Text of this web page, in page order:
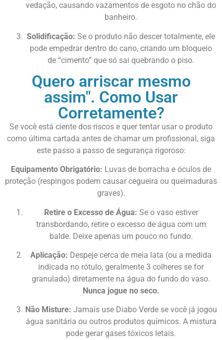
vedação, causando vazamentos de esgoto no chão do
banheiro.
Solidificação: Se o produto não descer totalmente, ele
pode empedrar dentro do cano, criando um bloqueio
de “cimento” que só sai quebrando o piso.
Quero arriscar mesmo
assim". Como Usar
Corretamente?
Se você está ciente dos riscos e quer tentar usar o produto
como última cartada antes de chamar um profissional, siga
este passo a passo de segurança rigoroso:
Equipamento Obrigatório: Luvas de borracha e óculos de
proteção (respingos podem causar cegueira ou queimaduras
graves).
Retire o Excesso de Água: Se o vaso estiver
transbordando, retire o excesso de água com um
balde. Deixe apenas um pouco no fundo.
Aplicação: Despeje cerca de meia lata (ou a medida
indicada no rótulo, geralmente 3 colheres se for
granulado) diretamente na água do fundo do vaso.
Nunca jogue no seco.
Não Misture: Jamais use Diabo Verde se você já jogou
água sanitária ou outros produtos químicos. A mistura
pode gerar gases tóxicos letais.